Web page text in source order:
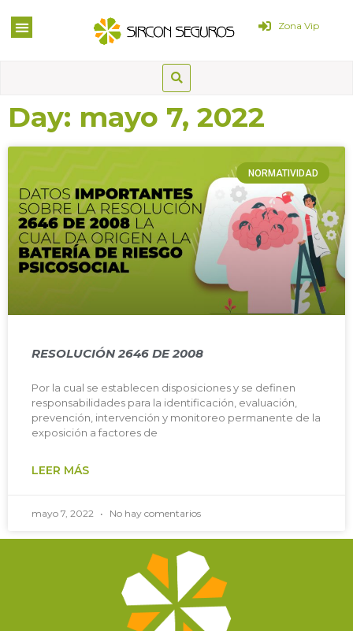
Zona Vip
Day: mayo 7, 2022
NORMATIVIDAD
RESOLUCIÓN 2646 DE 2008
Por la cual se establecen disposiciones y se definen
responsabilidades para la identificación, evaluación,
prevención, intervención y monitoreo permanente de la
exposición a factores de
LEER MÁS
mayo 7, 2022 No hay comentarios